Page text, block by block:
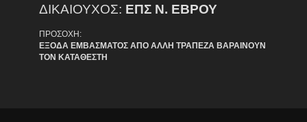
ΔΙΚΑΙΟΥΧΟΣ: ΕΠΣ Ν. ΕΒΡΟΥ
ΠΡΟΣΟΧΗ:
ΕΞΟΔΑ ΕΜΒΑΣΜΑΤΟΣ ΑΠΟ ΑΛΛΗ ΤΡΑΠΕΖΑ ΒΑΡΑΙΝΟΥΝ
ΤΟΝ ΚΑΤΑΘΕΣΤΗ